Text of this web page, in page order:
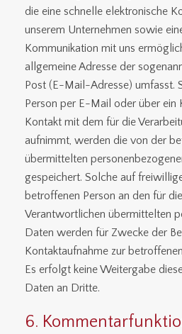
die eine schnelle elektronische
unserem Unternehmen sowie
Kommunikation mit uns
allgemeine Adresse der
Post (E-Mail-Adresse) umfasst.
Person per E-Mail oder über ein
Kontakt mit dem für die
aufnimmt, werden die von der
übermittelten
gespeichert. Solche auf
betroffenen Person an den für
Verantwortlichen übermittelten
Daten werden für Zwecke der
Kontaktaufnahme zur
Es erfolgt keine Weitergabe
Daten an Dritte.
6.